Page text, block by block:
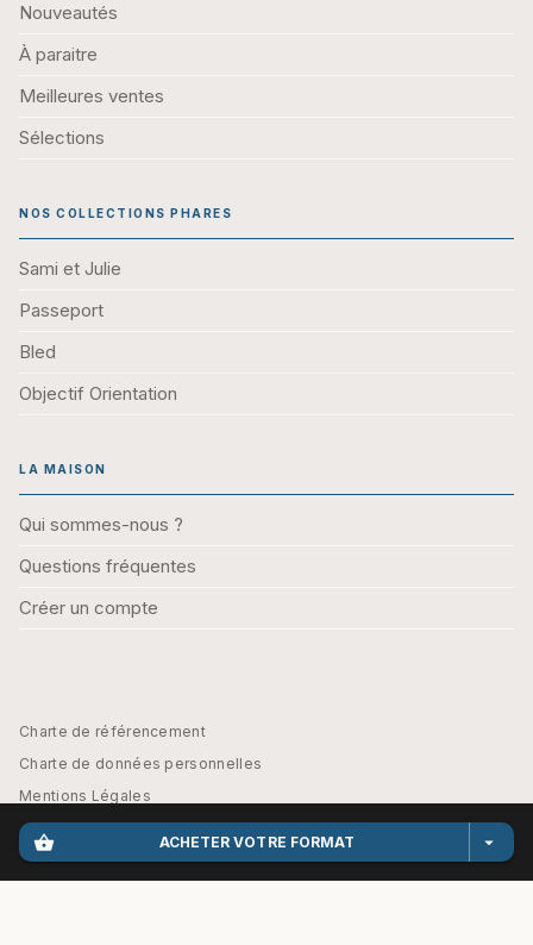
shopping_basket ACHETER VOTRE FORMAT arrow_drop_down
Nouveautés
À paraitre
Meilleures ventes
Sélections
NOS COLLECTIONS PHARES
Sami et Julie
Passeport
Bled
Objectif Orientation
LA MAISON
Qui sommes-nous ?
Questions fréquentes
Créer un compte
Charte de référencement
Charte de données personnelles
Mentions Légales
Engagement durable
CGU